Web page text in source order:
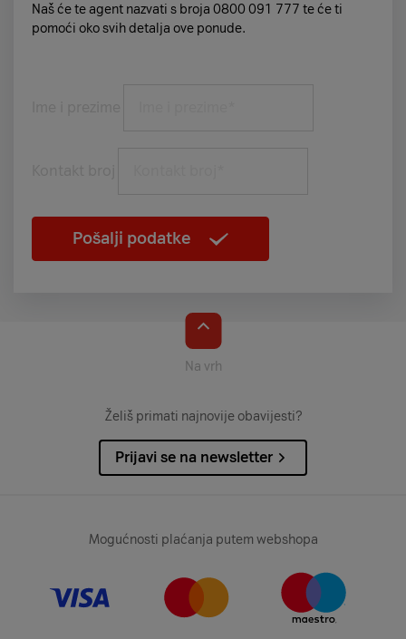
Naš će te agent nazvati s broja 0800 091 777 te će ti
pomoći oko svih detalja ove ponude.
Pošalji podatke
Na vrh
Želiš primati najnovije obavijesti?
Prijavi se na newsletter
Mogućnosti plaćanja putem webshopa